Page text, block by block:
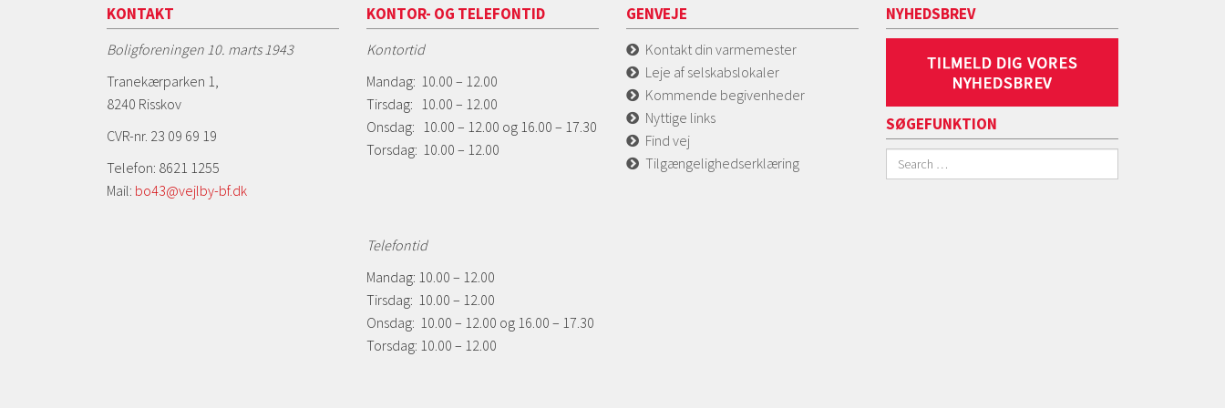
KONTAKT
Boligforeningen 10. marts 1943
Tranekærparken 1,
8240 Risskov
CVR-nr. 23 09 69 19
Telefon: 8621 1255
Mail: bo43@vejlby-bf.dk
KONTOR- OG TELEFONTID
Kontortid
Mandag: 10.00 – 12.00
Tirsdag: 10.00 – 12.00
Onsdag: 10.00 – 12.00 og 16.00 – 17.30
Torsdag: 10.00 – 12.00
Telefontid
Mandag: 10.00 – 12.00
Tirsdag: 10.00 – 12.00
Onsdag: 10.00 – 12.00 og 16.00 – 17.30
Torsdag: 10.00 – 12.00
GENVEJE
Kontakt din varmemester
Leje af selskabslokaler
Kommende begivenheder
Nyttige links
Find vej
Tilgængelighedserklæring
NYHEDSBREV
SØGEFUNKTION